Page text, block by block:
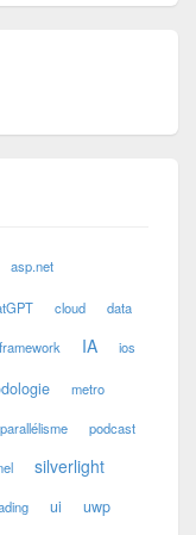
asp.net
cloud data
framework IA ios
metro
parallélisme podcast
silverlight
ui uwp